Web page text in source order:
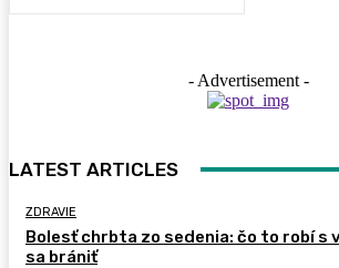
- Advertisement -
LATEST ARTICLES
ZDRAVIE
Bolesť chrbta zo sedenia: čo to robí s
sa brániť